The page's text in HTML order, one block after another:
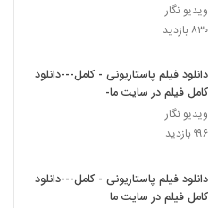
ویدیو نگار
۸۳۰ بازدید
دانلود فیلم پاستاریونی - کامل---دانلود
کامل فیلم در سایت ما-
ویدیو نگار
۹۹۶ بازدید
دانلود فیلم پاستاریونی - کامل---دانلود
کامل فیلم در سایت ما